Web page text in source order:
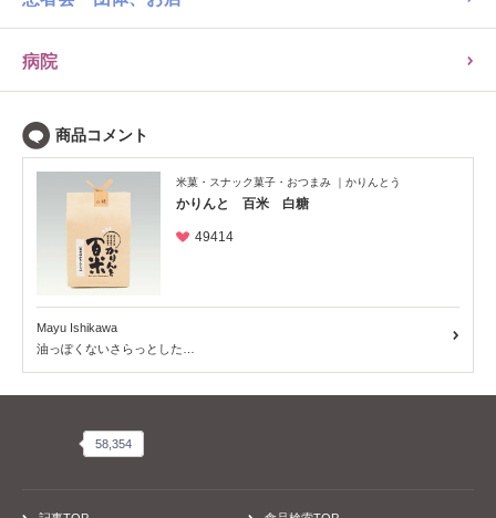
病院
米菓・スナック菓子・おつまみ かりんとう
かりんと 百米 白糖
49414
Mayu Ishikawa
油っぽくないさらっとした…
58,354